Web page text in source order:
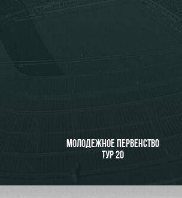
МОЛОДЕЖНОЕ ПЕРВЕНСТВО
ТУР 20